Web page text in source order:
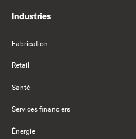
Industries
Fabrication
Retail
Santé
Services financiers
Énergie